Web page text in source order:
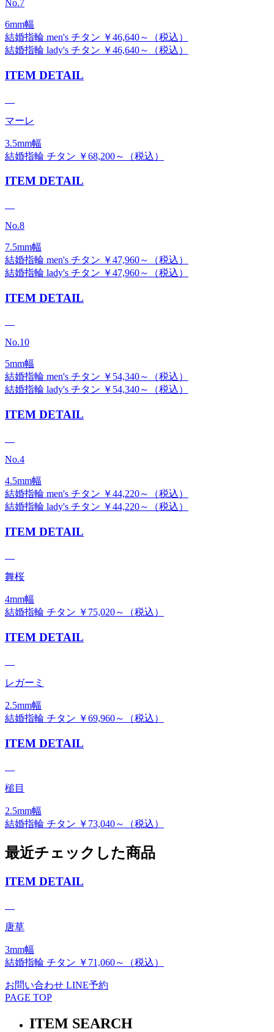
No.7
6mm幅
結婚指輪 men's チタン ￥46,640～（税込）
結婚指輪 lady's チタン ￥46,640～（税込）
ITEM DETAIL
マーレ
3.5mm幅
結婚指輪 チタン ￥68,200～（税込）
ITEM DETAIL
No.8
7.5mm幅
結婚指輪 men's チタン ￥47,960～（税込）
結婚指輪 lady's チタン ￥47,960～（税込）
ITEM DETAIL
No.10
5mm幅
結婚指輪 men's チタン ￥54,340～（税込）
結婚指輪 lady's チタン ￥54,340～（税込）
ITEM DETAIL
No.4
4.5mm幅
結婚指輪 men's チタン ￥44,220～（税込）
結婚指輪 lady's チタン ￥44,220～（税込）
ITEM DETAIL
舞桜
4mm幅
結婚指輪 チタン ￥75,020～（税込）
ITEM DETAIL
レガーミ
2.5mm幅
結婚指輪 チタン ￥69,960～（税込）
ITEM DETAIL
槌目
2.5mm幅
結婚指輪 チタン ￥73,040～（税込）
最近チェックした商品
ITEM DETAIL
唐草
3mm幅
結婚指輪 チタン ￥71,060～（税込）
お問い合わせ LINE予約
PAGE TOP
ITEM SEARCH